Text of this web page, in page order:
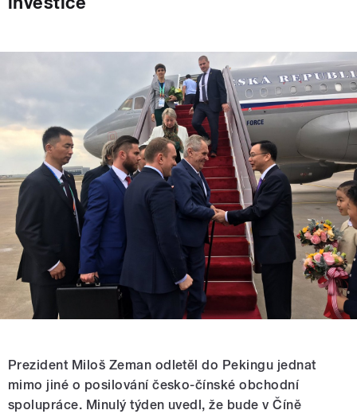
Prezident Miloš Zeman odletěl do Pekingu jednat
mimo jiné o posilování česko-čínské obchodní
spolupráce. Minulý týden uvedl, že bude v Číně